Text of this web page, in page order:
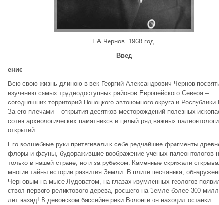
Г.А.Чернов. 1968 год.
Введ
ение
Всю свою жизнь длиною в век Георгий Александрович Чернов
изучению самых труднодоступных районов Европейского Севера –
сегодняшних территорий Ненецкого автономного округа и Республики
За его плечами – открытия десятков месторождений полезных
сотен археологических памятников и целый ряд важных
открытий.
Его волшебные руки притягивали к себе редчайшие фрагменты
флоры и фауны, будоражившие воображение ученых-палеонтологов
только в нашей стране, но и за рубежом. Каменные скрижали
многие тайны истории развития Земли. В плите песчаника,
Черновым на мысе Лудоватом, на глазах изумленных геологов
ствол первого реликтового дерева, росшего на Земле более 300
лет назад! В девонском бассейне реки Волонги он находил останки